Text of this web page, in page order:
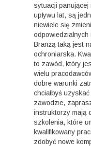
sytuacji panującej
upływu lat, są
niewiele się
odpowiedzialnych
Branżą taką jest
ochroniarska.
to zawód, który
wielu
dobre warunki
chciałbyś
zawodzie,
instruktorzy mają
szkolenia, które
kwalifikowany
zdobyć nowe